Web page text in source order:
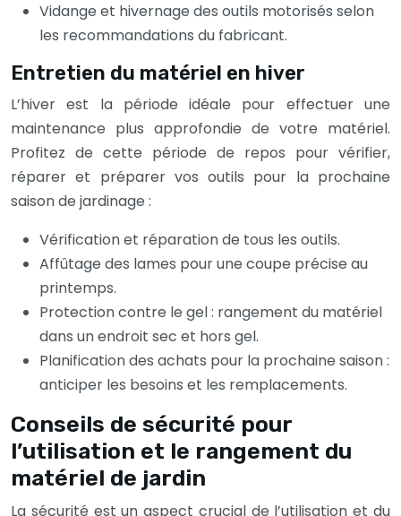
Vidange et hivernage des outils motorisés selon
les recommandations du fabricant.
Entretien du matériel en hiver
L’hiver est la période idéale pour effectuer une
maintenance plus approfondie de votre matériel.
Profitez de cette période de repos pour vérifier,
réparer et préparer vos outils pour la prochaine
saison de jardinage :
Vérification et réparation de tous les outils.
Affûtage des lames pour une coupe précise au
printemps.
Protection contre le gel : rangement du matériel
dans un endroit sec et hors gel.
Planification des achats pour la prochaine saison :
anticiper les besoins et les remplacements.
Conseils de sécurité pour
l’utilisation et le rangement du
matériel de jardin
La sécurité est un aspect crucial de l’utilisation et du